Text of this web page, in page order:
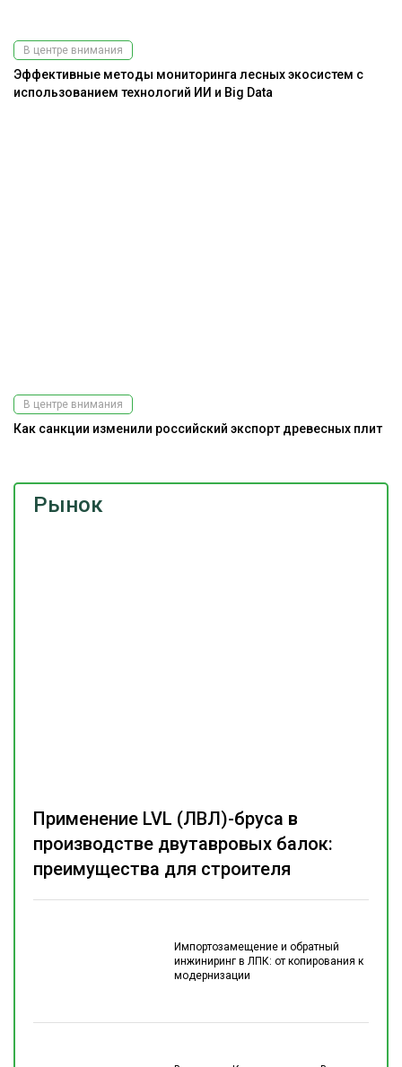
Рынок
Импортозамещение и обратный
инжиниринг в ЛПК: от копирования к
модернизации
Применение LVL (ЛВЛ)-бруса в
производстве двутавровых балок:
преимущества для строителя
В центре внимания
Эффективные методы мониторинга лесных экосистем с
использованием технологий ИИ и Big Data
В центре внимания
Как санкции изменили российский экспорт древесных плит